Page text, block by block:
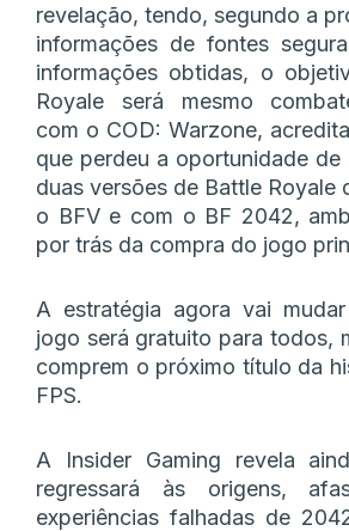
revelação, tendo, segundo a
informações de fontes
informações obtidas, o
Royale será mesmo
com o COD: Warzone,
que perdeu a oportunidade
duas versões de Battle Royale
o BFV e com o BF 2042,
por trás da compra do jogo
A estratégia agora vai
jogo será gratuito para todos,
comprem o próximo título da
FPS.
A Insider Gaming revela
regressará às origens,
experiências falhadas de